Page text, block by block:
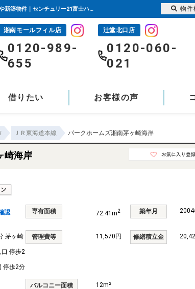
パークホームズ湘南茅ヶ崎海岸 神奈川県茅ヶ崎市汐見台｜4,280万円の中古マンション｜分譲住宅や新築物件｜センチュリー21富士ハウジング
湘南モールフィル店
0120-989-
655
辻堂北口店
0120-060-
021
借りたい お客様の声
ＪＲ東海道本線 パークホームズ湘南茅ヶ崎海岸
崎海岸
認
専有面積 72.41m2 築年月 2004
茅ヶ崎
停歩2
停歩2分
管理費等 11,570円 修繕積立金
バルコニー面積 12m²
物件